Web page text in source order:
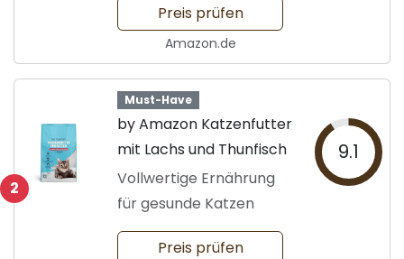
Preis prüfen
Amazon.de
2
Must-Have
by Amazon Katzenfutter
mit Lachs und Thunfisch
Vollwertige Ernährung
für gesunde Katzen
9.1
Preis prüfen